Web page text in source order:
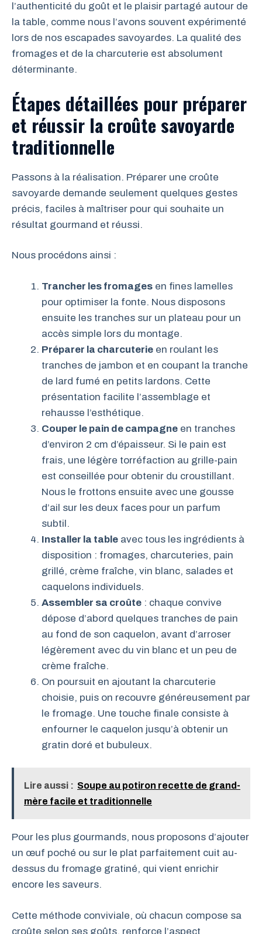
l’authenticité du goût et le plaisir partagé autour de
la table, comme nous l’avons souvent expérimenté
lors de nos escapades savoyardes. La qualité des
fromages et de la charcuterie est absolument
déterminante.
Étapes détaillées pour préparer
et réussir la croûte savoyarde
traditionnelle
Passons à la réalisation. Préparer une croûte
savoyarde demande seulement quelques gestes
précis, faciles à maîtriser pour qui souhaite un
résultat gourmand et réussi.
Nous procédons ainsi :
Trancher les fromages en fines lamelles
pour optimiser la fonte. Nous disposons
ensuite les tranches sur un plateau pour un
accès simple lors du montage.
Préparer la charcuterie en roulant les
tranches de jambon et en coupant la tranche
de lard fumé en petits lardons. Cette
présentation facilite l’assemblage et
rehausse l’esthétique.
Couper le pain de campagne en tranches
d’environ 2 cm d’épaisseur. Si le pain est
frais, une légère torréfaction au grille-pain
est conseillée pour obtenir du croustillant.
Nous le frottons ensuite avec une gousse
d’ail sur les deux faces pour un parfum
subtil.
Installer la table avec tous les ingrédients à
disposition : fromages, charcuteries, pain
grillé, crème fraîche, vin blanc, salades et
caquelons individuels.
Assembler sa croûte : chaque convive
dépose d’abord quelques tranches de pain
au fond de son caquelon, avant d’arroser
légèrement avec du vin blanc et un peu de
crème fraîche.
On poursuit en ajoutant la charcuterie
choisie, puis on recouvre généreusement par
le fromage. Une touche finale consiste à
enfourner le caquelon jusqu’à obtenir un
gratin doré et bubuleux.
Lire aussi : Soupe au potiron recette de grand-
mère facile et traditionnelle
Pour les plus gourmands, nous proposons d’ajouter
un œuf poché ou sur le plat parfaitement cuit au-
dessus du fromage gratiné, qui vient enrichir
encore les saveurs.
Cette méthode conviviale, où chacun compose sa
croûte selon ses goûts, renforce l’aspect